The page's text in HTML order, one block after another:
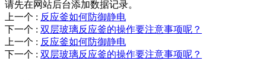
请先在网站后台添加数据记录。
上一个 : 反应釜如何防御静电
下一个 : 双层玻璃反应釜的操作要注意事项呢？
上一个 : 反应釜如何防御静电
下一个 : 双层玻璃反应釜的操作要注意事项呢？